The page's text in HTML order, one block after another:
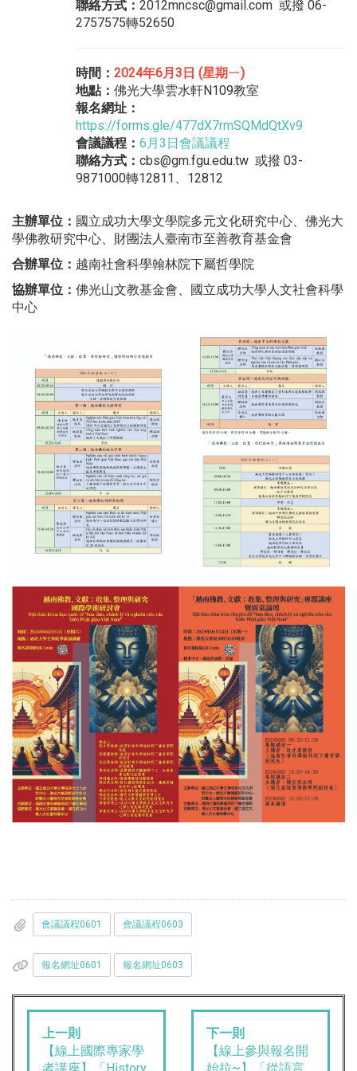
聯絡方式： 2012mncsc@gmail.com 或撥 06-
2757575轉52650
時間： 2024年6月3日 (星期ㄧ)
地點： 佛光大學雲水軒N109教室
報名網址：
https://forms.gle/477dX7rmSQMdQtXv9
會議議程： 6月3日會議議程
聯絡方式： cbs@gm.fgu.edu.tw 或撥 03-
9871000轉12811、12812
主辦單位： 國立成功大學文學院多元文化研究中心、佛光大
學佛教研究中心、財團法人臺南市至善教育基金會
合辦單位： 越南社會科學翰林院下屬哲學院
協辦單位： 佛光山文教基金會、國立成功大學人文社會科學
中心
會議議程0601 會議議程0603
報名網址0601 報名網址0603
上一則
【線上國際專家學
下一則
【線上參與報名開